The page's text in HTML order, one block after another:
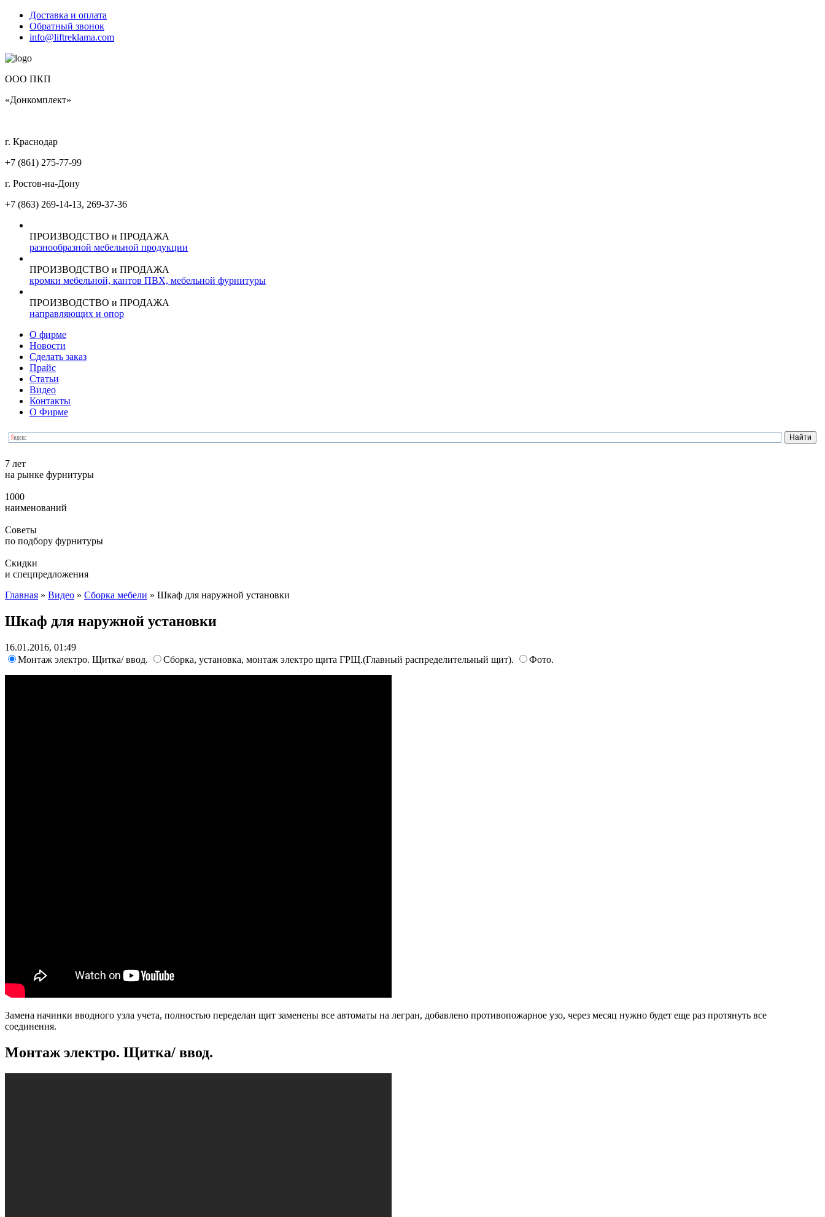
Доставка и оплата
Обратный звонок
info@liftreklama.com
ООО ПКП
«Донкомплект»
г. Краснодар
+7 (861) 275-77-99
г. Ростов-на-Дону
+7 (863) 269-14-13, 269-37-36
ПРОИЗВОДСТВО и ПРОДАЖА
разнообразной мебельной продукции
ПРОИЗВОДСТВО и ПРОДАЖА
кромки мебельной, кантов ПВХ, мебельной фурнитуры
ПРОИЗВОДСТВО и ПРОДАЖА
направляющих и опор
О фирме
Новости
Сделать заказ
Прайс
Статьи
Видео
Контакты
О Фирме
7 лет
на рынке фурнитуры
1000
наименований
Советы
по подбору фурнитуры
Скидки
и спецпредложения
Главная » Видео » Сборка мебели » Шкаф для наружной установки
Шкаф для наружной установки
16.01.2016, 01:49
Монтаж электро. Щитка/ ввод.
Cборка, установка, монтаж электро щита ГРЩ.(Главный распределительный щит). Фото.
Замена начинки вводного узла учета, полностью переделан щит заменены все автоматы на легран, добавлено противопожарное узо, через месяц нужно будет еще раз протянуть все
соединения.
Монтаж электро. Щитка/ ввод.